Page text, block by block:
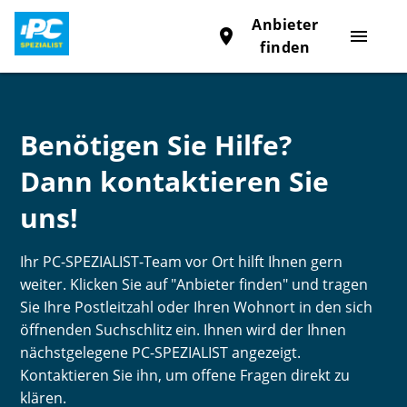
menu
place
Anbieter
finden
Benötigen Sie Hilfe?
Dann kontaktieren Sie
uns!
Ihr PC-SPEZIALIST-Team vor Ort hilft Ihnen gern
weiter. Klicken Sie auf "Anbieter finden" und tragen
Sie Ihre Postleitzahl oder Ihren Wohnort in den sich
öffnenden Suchschlitz ein. Ihnen wird der Ihnen
nächstgelegene PC-SPEZIALIST angezeigt.
Kontaktieren Sie ihn, um offene Fragen direkt zu
klären.